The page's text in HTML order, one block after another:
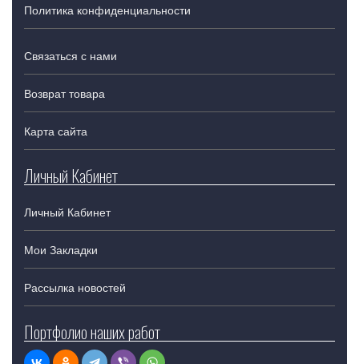
Политика конфиденциальности
Связаться с нами
Возврат товара
Карта сайта
Личный Кабинет
Личный Кабинет
Мои Закладки
Рассылка новостей
Портфолио наших работ